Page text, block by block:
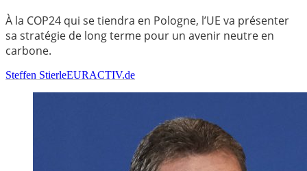
À la COP24 qui se tiendra en Pologne, l’UE va présenter
sa stratégie de long terme pour un avenir neutre en
carbone.
Steffen StierleEURACTIV.de